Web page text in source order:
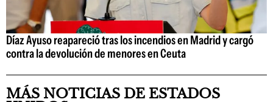
Díaz Ayuso reapareció tras los incendios en Madrid y cargó
contra la devolución de menores en Ceuta
MÁS NOTICIAS DE ESTADOS